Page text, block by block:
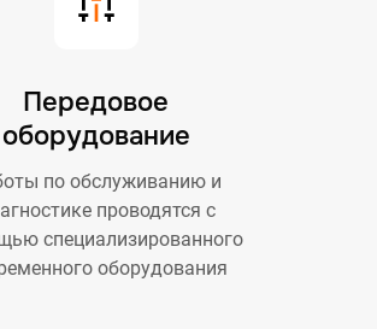
Передовое
оборудование
по обслуживанию и
проводятся с
специализированного
оборудования